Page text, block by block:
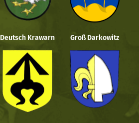
Deutsch Krawarn Groß Darkowitz